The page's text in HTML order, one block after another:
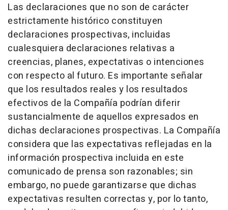
Las declaraciones que no son de carácter
estrictamente histórico constituyen
declaraciones prospectivas, incluidas
cualesquiera declaraciones relativas a
creencias, planes, expectativas o intenciones
con respecto al futuro. Es importante señalar
que los resultados reales y los resultados
efectivos de la Compañía podrían diferir
sustancialmente de aquellos expresados en
dichas declaraciones prospectivas. La Compañía
considera que las expectativas reflejadas en la
información prospectiva incluida en este
comunicado de prensa son razonables; sin
embargo, no puede garantizarse que dichas
expectativas resulten correctas y, por lo tanto,